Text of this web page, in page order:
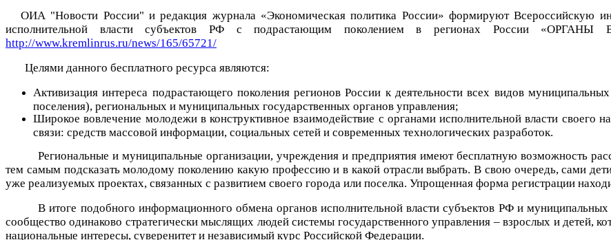
ОИА "Новости России" и редакция журнала «Экономическая политика России» формируют Всероссийскую
исполнительной власти субъектов РФ с подрастающим поколением в регионах России
http://www.kremlinrus.ru/news/165/65721/
Целями данного бесплатного ресурса являются:
Активизация интереса подрастающего поколения регионов России к деятельности всех видов
поселения), региональных и муниципальных государственных органов управления;
Широкое вовлечение молодежи в конструктивное взаимодействие с органами исполнительной власти своего
связи: средств массовой информации, социальных сетей и современных технологических разработок.
Региональные и муниципальные организации, учреждения и предприятия имеют бесплатную возможность
тем самым подсказать молодому поколению какую профессию и в какой отрасли выбрать. В свою очередь, сами
уже реализуемых проектах, связанных с развитием своего города или поселка. Упрощенная форма регистрации
В итоге подобного информационного обмена органов исполнительной власти субъектов РФ и
сообщество одинаково стратегически мыслящих людей системы государственного управления – взрослых и детей,
национальные интересы, суверенитет и независимый курс Российской Федерации.